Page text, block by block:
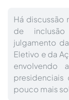
Há discussão
de
julgamento
Eletivo e da
envolvendo
presidenciais
pouco mais